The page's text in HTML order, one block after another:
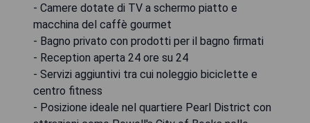
- Camere dotate di TV a schermo piatto e
macchina del caffè gourmet
- Bagno privato con prodotti per il bagno firmati
- Reception aperta 24 ore su 24
- Servizi aggiuntivi tra cui noleggio biciclette e
centro fitness
- Posizione ideale nel quartiere Pearl District con